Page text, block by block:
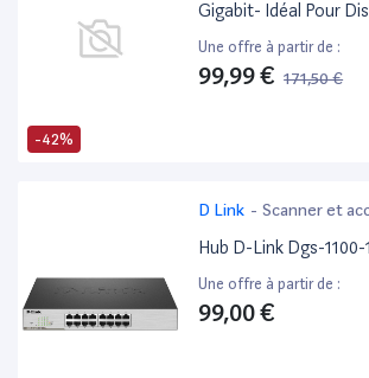
-42%
Gigabit- Idéal Pour
Internet WiFi Et Filaire
Maison (Dir-869)
Une offre à partir de :
99,99 € 171,50 €
D Link - Scanner et
Hub D-Link Dgs-1100-
Une offre à partir de :
99,00 €